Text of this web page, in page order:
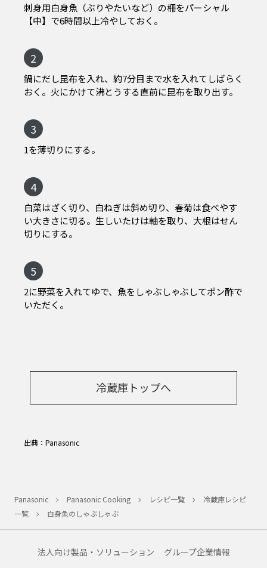
刺身用白身魚（ぶりやたいなど）の柵をパーシャル
【中】で6時間以上冷やしておく。
2
鍋にだし昆布を入れ、約7分目まで水を入れてしばらく
おく。火にかけて沸とうする直前に昆布を取り出す。
3
1を薄切りにする。
4
白菜はざく切り、白ねぎは斜め切り、春菊は食べやす
い大きさに切る。生しいたけは軸を取り、大根はせん
切りにする。
5
2に野菜を入れてゆで、魚をしゃぶしゃぶしてポン酢で
いただく。
冷蔵庫トップへ
出典：Panasonic
Panasonic Panasonic Cooking レシピ一覧
冷蔵庫レシピ
一覧
白身魚のしゃぶしゃぶ
法人向け製品・ソリューション グループ企業情報